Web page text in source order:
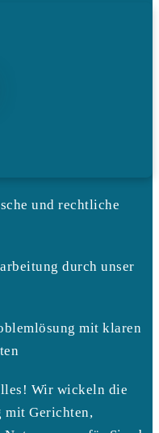
und rechtliche
durch unser
mit klaren
Wir wickeln die
mit Gerichten,